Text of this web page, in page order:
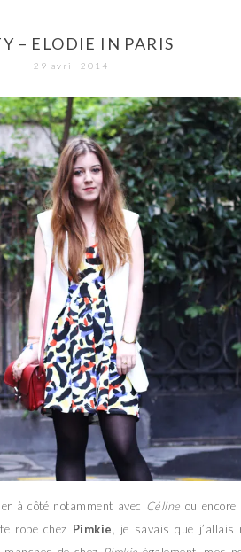
– ELODIE IN PARIS
29 avril 2014
à côté notamment avec Céline ou
robe chez Pimkie
, je savais que